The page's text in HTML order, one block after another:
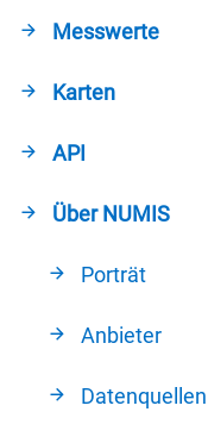
Messwerte
Karten
API
Über NUMIS
Porträt
Anbieter
Datenquellen